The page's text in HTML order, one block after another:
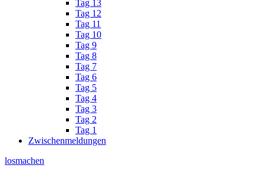
Tag 13
Tag 12
Tag 11
Tag 10
Tag 9
Tag 8
Tag 7
Tag 6
Tag 5
Tag 4
Tag 3
Tag 2
Tag 1
Zwischenmeldungen
losmachen